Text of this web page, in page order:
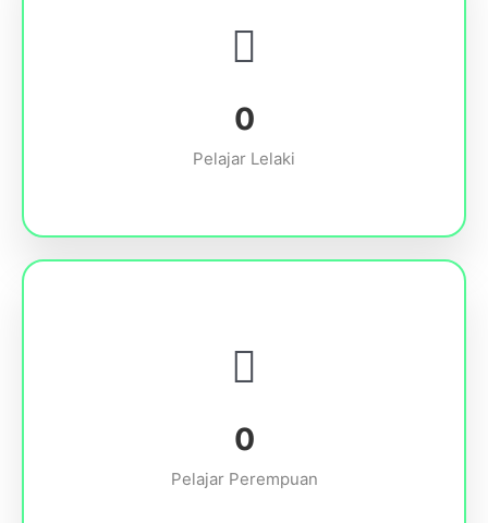
0
Pelajar Lelaki
0
Pelajar Perempuan